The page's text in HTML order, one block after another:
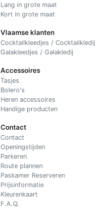
Lang in grote maat
Kort in grote maat
Vlaamse klanten
Cocktailkleedjes / Cocktailkledij
Galakleedjes / Galakledij
Accessoires
Tasjes
Bolero's
Heren accessoires
Handige producten
Contact
Contact
Openingstijden
Parkeren
Route plannen
Paskamer Reserveren
Prijsinformatie
Kleurenkaart
F.A.Q.